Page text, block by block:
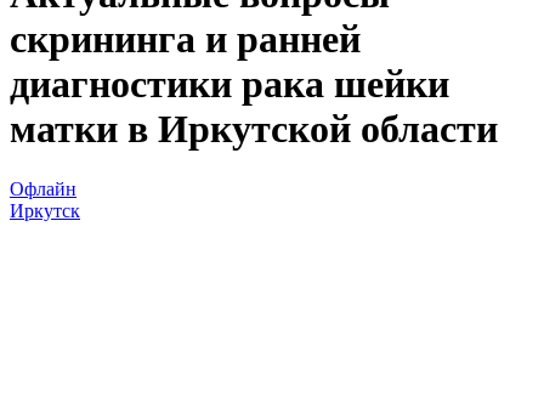
скрининга и ранней
диагностики рака шейки
матки в Иркутской области
Офлайн
Иркутск